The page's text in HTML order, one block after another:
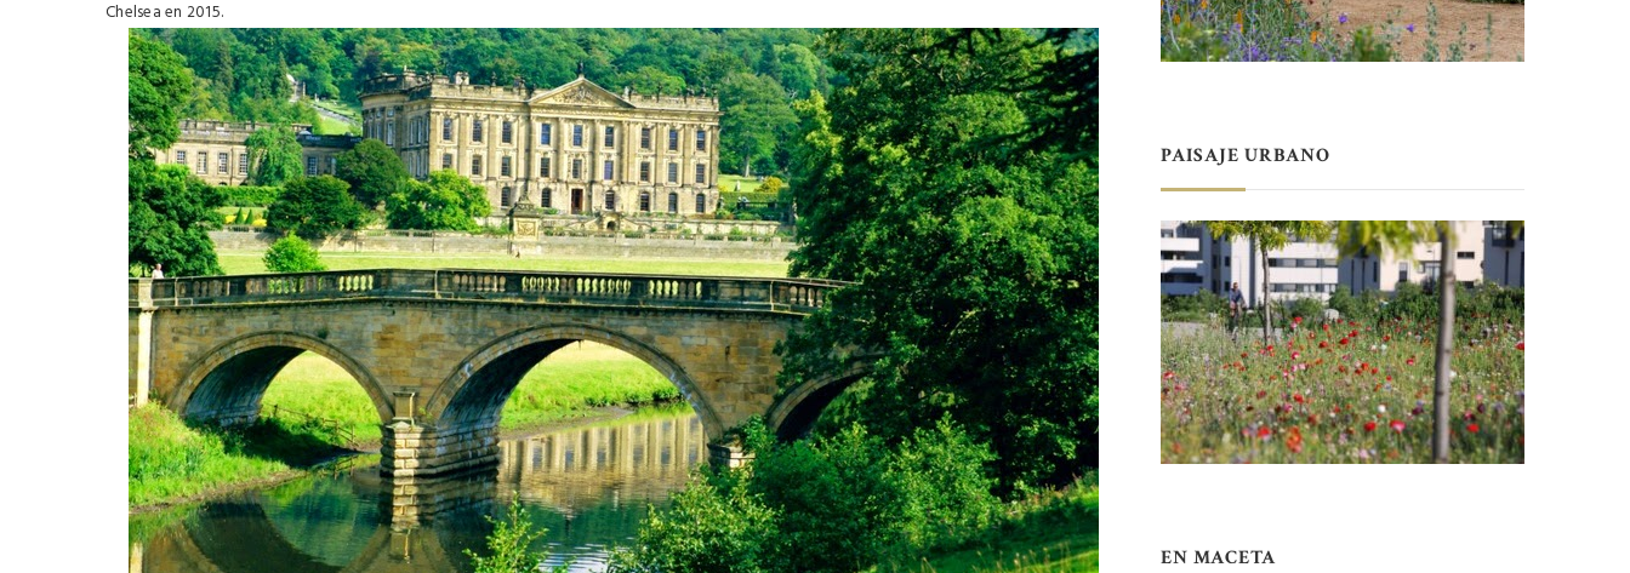
Chelsea en 2015.
PAISAJE URBANO
EN MACETA